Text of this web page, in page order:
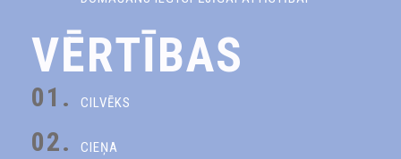
VĒRTĪBAS
01. CILVĒKS
02. CIEŅA